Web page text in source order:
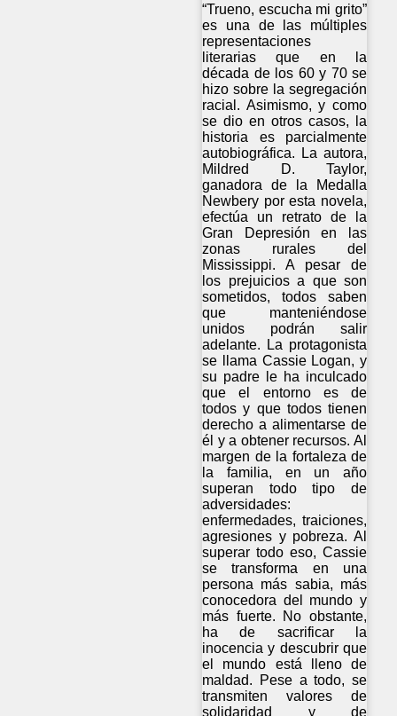
“Trueno, escucha mi grito”
es una de las múltiples
representaciones
literarias que en la
década de los 60 y 70 se
hizo sobre la segregación
racial. Asimismo, y como
se dio en otros casos, la
historia es parcialmente
autobiográfica. La autora,
Mildred D. Taylor,
ganadora de la Medalla
Newbery por esta novela,
efectúa un retrato de la
Gran Depresión en las
zonas rurales del
Mississippi. A pesar de
los prejuicios a que son
sometidos, todos saben
que manteniéndose
unidos podrán salir
adelante. La protagonista
se llama Cassie Logan, y
su padre le ha inculcado
que el entorno es de
todos y que todos tienen
derecho a alimentarse de
él y a obtener recursos. Al
margen de la fortaleza de
la familia, en un año
superan todo tipo de
adversidades:
enfermedades, traiciones,
agresiones y pobreza. Al
superar todo eso, Cassie
se transforma en una
persona más sabia, más
conocedora del mundo y
más fuerte. No obstante,
ha de sacrificar la
inocencia y descubrir que
el mundo está lleno de
maldad. Pese a todo, se
transmiten valores de
solidaridad y de